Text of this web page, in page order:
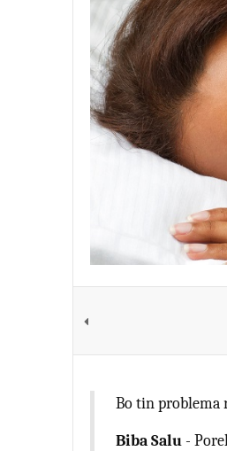
Bo tin problema
Biba Salu -